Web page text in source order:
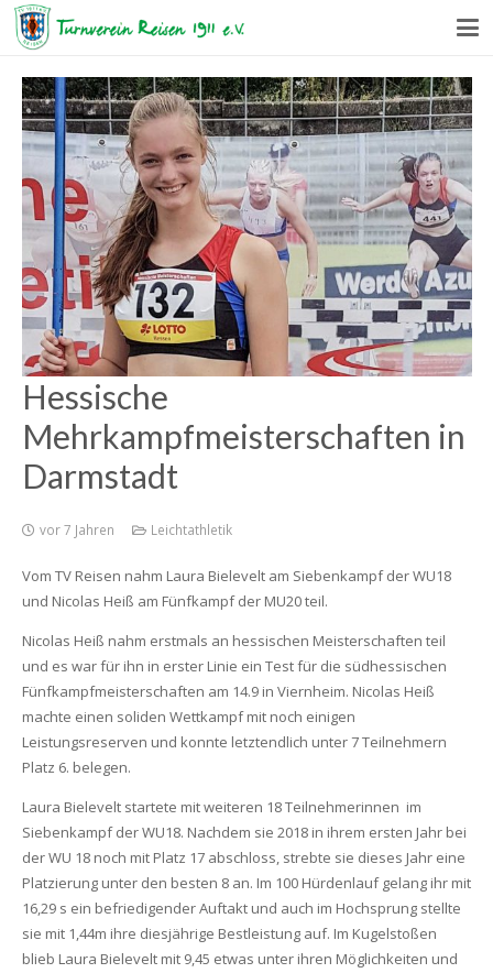
Hessische
Mehrkampfmeisterschaften in
Darmstadt
vor 7 Jahren Leichtathletik
Vom TV Reisen nahm Laura Bielevelt am Siebenkampf der WU18
und Nicolas Heiß am Fünfkampf der MU20 teil.
Nicolas Heiß nahm erstmals an hessischen Meisterschaften teil
und es war für ihn in erster Linie ein Test für die südhessischen
Fünfkampfmeisterschaften am 14.9 in Viernheim. Nicolas Heiß
machte einen soliden Wettkampf mit noch einigen
Leistungsreserven und konnte letztendlich unter 7 Teilnehmern
Platz 6. belegen.
Laura Bielevelt startete mit weiteren 18 Teilnehmerinnen im
Siebenkampf der WU18. Nachdem sie 2018 in ihrem ersten Jahr bei
der WU 18 noch mit Platz 17 abschloss, strebte sie dieses Jahr eine
Platzierung unter den besten 8 an. Im 100 Hürdenlauf gelang ihr mit
16,29 s ein befriedigender Auftakt und auch im Hochsprung stellte
sie mit 1,44m ihre diesjährige Bestleistung auf. Im Kugelstoßen
blieb Laura Bielevelt mit 9,45 etwas unter ihren Möglichkeiten und